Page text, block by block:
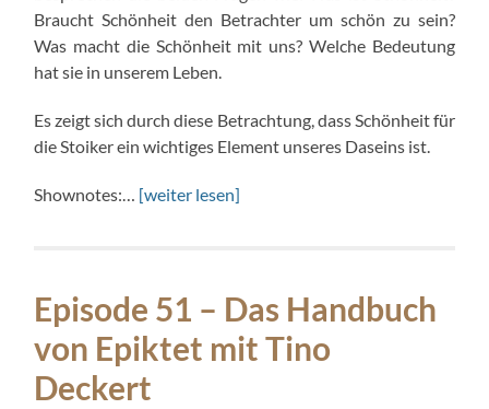
Braucht Schönheit den Betrachter um schön zu sein?
Was macht die Schönheit mit uns? Welche Bedeutung
hat sie in unserem Leben.
Es zeigt sich durch diese Betrachtung, dass Schönheit für
die Stoiker ein wichtiges Element unseres Daseins ist.
Shownotes:… [weiter lesen]
Episode 51 – Das Handbuch
von Epiktet mit Tino
Deckert